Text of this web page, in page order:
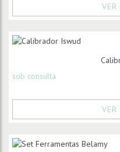
VER
sob consulta
VER